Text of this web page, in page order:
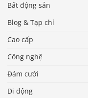
Bất động sản
Blog & Tạp chí
Cao cấp
Công nghệ
Đám cưới
Di động